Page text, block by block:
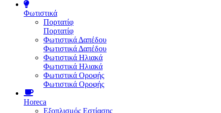
Φωτιστικά
Πορτατίφ
Πορτατίφ
Φωτιστικά Δαπέδου
Φωτιστικά Δαπέδου
Φωτιστικά Ηλιακά
Φωτιστικά Ηλιακά
Φωτιστικά Οροφής
Φωτιστικά Οροφής
Horeca
Εξοπλισμός Εστίασης